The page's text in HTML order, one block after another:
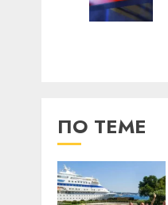
ПО ТЕМЕ